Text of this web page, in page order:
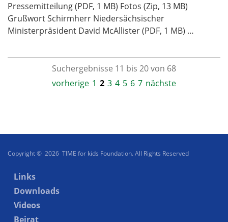
Pressemitteilung (PDF, 1 MB) Fotos (Zip, 13 MB)
Grußwort Schirmherr Niedersächsischer
Ministerpräsident David McAllister (PDF, 1 MB) …
Suchergebnisse 11 bis 20 von 68
vorherige 1 2 3 4 5 6 7 nächste
Copyright © 2026 TIME for kids Foundation. All Rights Reserved
Links
Downloads
Videos
Beirat